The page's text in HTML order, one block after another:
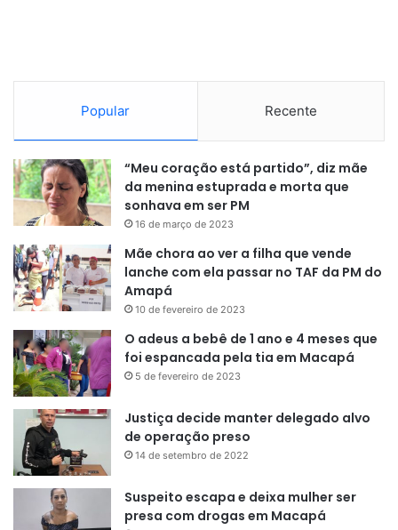
Popular Recente
“Meu coração está partido”, diz mãe
da menina estuprada e morta que
sonhava em ser PM
16 de março de 2023
Mãe chora ao ver a filha que vende
lanche com ela passar no TAF da PM do
Amapá
10 de fevereiro de 2023
O adeus a bebê de 1 ano e 4 meses que
foi espancada pela tia em Macapá
5 de fevereiro de 2023
Justiça decide manter delegado alvo
de operação preso
14 de setembro de 2022
Suspeito escapa e deixa mulher ser
presa com drogas em Macapá